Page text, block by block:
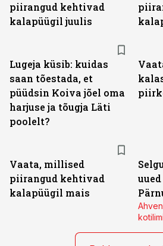
piirangud kehtivad
kalapüügil juulis
Lugeja küsib: kuidas
saan tõestada, et
püüdsin Koiva jõel oma
harjuse ja tõugja Läti
poolelt?
Vaata, millised
piirangud kehtivad
kalapüügil mais